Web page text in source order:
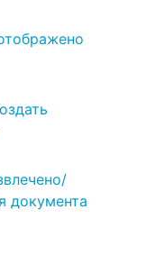
документа